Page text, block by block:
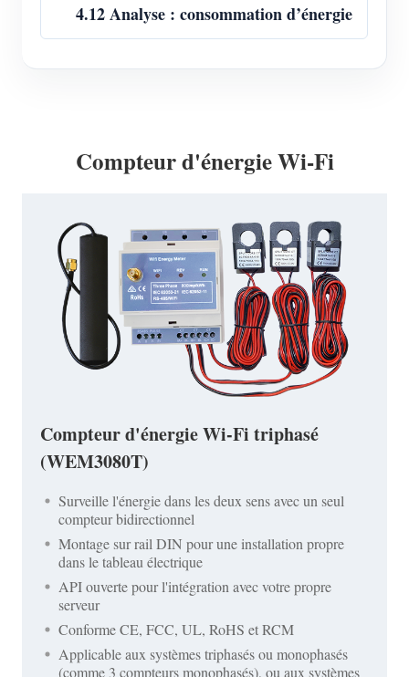
4.12 Analyse : consommation d’énergie
Compteur d'énergie Wi-Fi
Compteur d'énergie Wi-Fi triphasé
(WEM3080T)
Surveille l'énergie dans les deux sens avec un seul
compteur bidirectionnel
Montage sur rail DIN pour une installation propre
dans le tableau électrique
API ouverte pour l'intégration avec votre propre
serveur
Conforme CE, FCC, UL, RoHS et RCM
Applicable aux systèmes triphasés ou monophasés
(comme 3 compteurs monophasés), ou aux systèmes